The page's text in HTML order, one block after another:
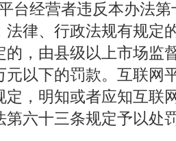
台经营者违反本办法
法律、行政法规有规定
的，由县级以上市场监
元以下的罚款。互联网
定，明知或者应知互联
第六十三条规定予以处